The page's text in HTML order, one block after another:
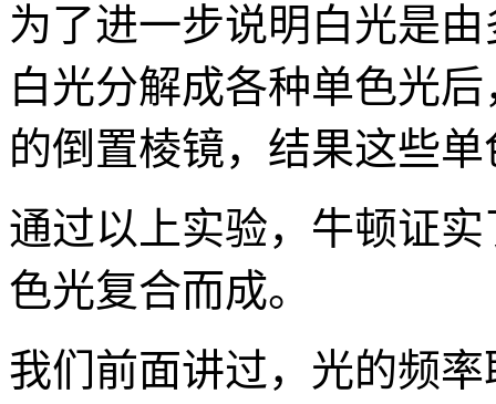
为了进一步说明白光是
白光分解成各种单色光
的倒置棱镜，结果这些
通过以上实验，牛顿证
色光复合而成。
我们前面讲过，光的频